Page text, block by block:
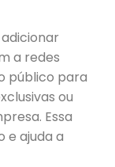
a redes
público para
ou
Essa
e ajuda a